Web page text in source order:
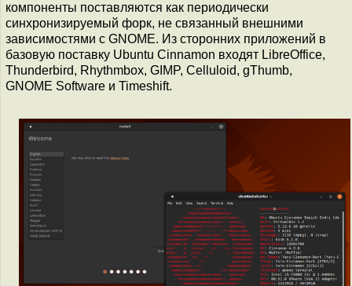
компоненты поставляются как периодически
синхронизируемый форк, не связанный внешними
зависимостями с GNOME. Из сторонних приложений в
базовую поставку Ubuntu Cinnamon входят LibreOffice,
Thunderbird, Rhythmbox, GIMP, Celluloid, gThumb,
GNOME Software и Timeshift.